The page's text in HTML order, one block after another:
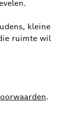
kleine
ruimte wil
.